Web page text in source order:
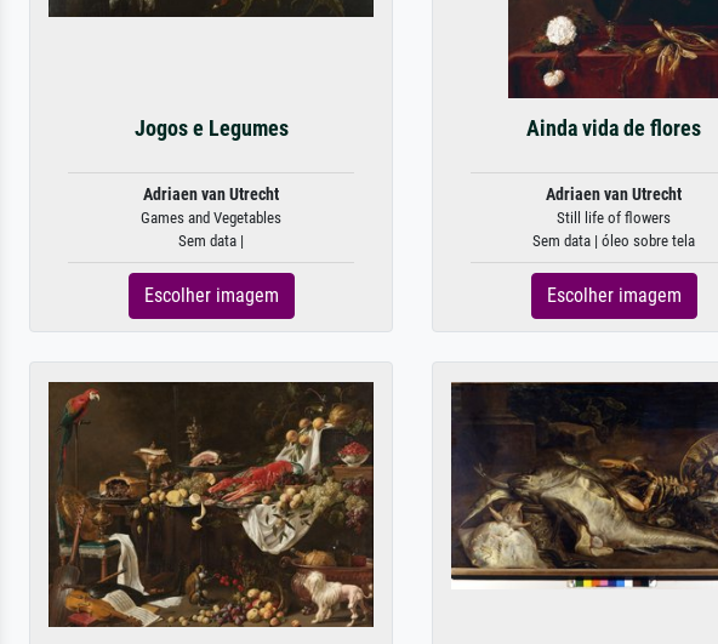
Jogos e Legumes
Adriaen van Utrecht
Games and Vegetables
Sem data |
Escolher imagem
Ainda vida de flores
Adriaen van Utrecht
Still life of flowers
Sem data | óleo sobre tela
Escolher imagem